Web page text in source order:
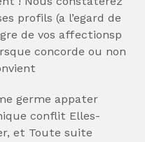
profils (a l’egard de
de vos affectionsp
concorde ou non
germe appater
conflit Elles-
et Toute suite